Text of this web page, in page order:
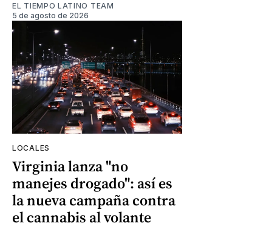
EL TIEMPO LATINO TEAM
5 de agosto de 2026
LOCALES
Virginia lanza "no
manejes drogado": así es
la nueva campaña contra
el cannabis al volante